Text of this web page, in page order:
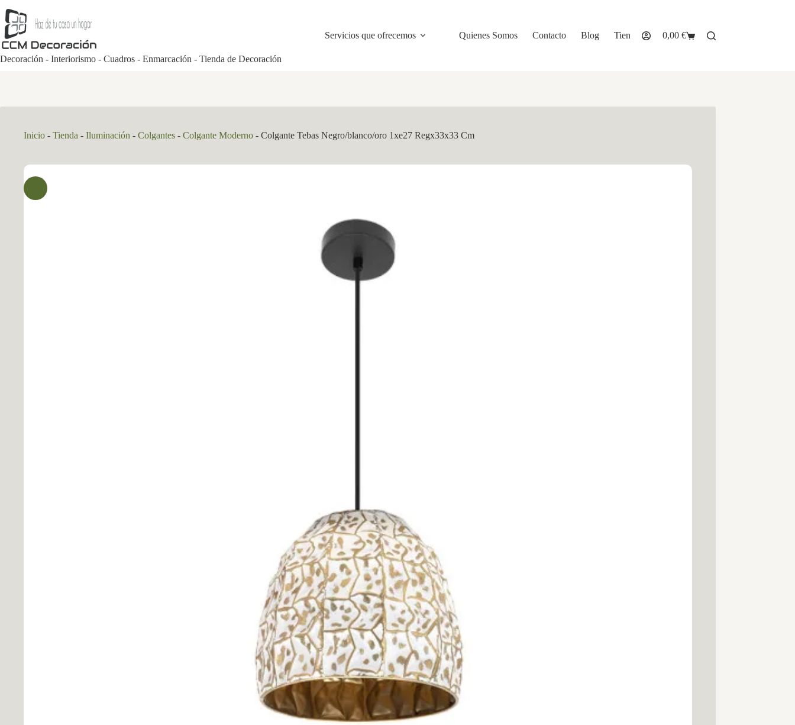
al
contenido
Decoración - Interiorismo - Cuadros - Enmarcación - Tienda de Decoración
Servicios que ofrecemos Quienes Somos Contacto Blog Tienda
Carro
0,00 €
Inicio - Tienda - Iluminación - Colgantes - Colgante Moderno - Colgante Tebas Negro/blanco/oro 1xe27 Regx33x33 Cm